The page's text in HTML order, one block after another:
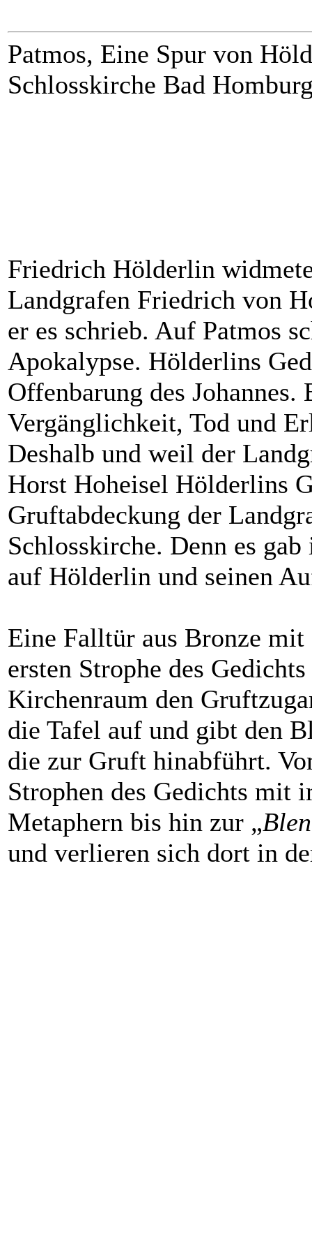
Patmos, Eine Spur von
Schlosskirche Bad
Friedrich Hölderlin
Landgrafen Friedrich von
er es schrieb. Auf Patmos
Apokalypse. Hölderlins
Offenbarung des
Vergänglichkeit, Tod und
Deshalb und weil der
Horst Hoheisel Hölderlins
Gruftabdeckung der
Schlosskirche. Denn es
auf Hölderlin und seinen
Eine Falltür aus Bronze
ersten Strophe des
Kirchenraum den
die Tafel auf und gibt den
die zur Gruft hinabführt.
Strophen des Gedichts mit
Metaphern bis hin zur „
und verlieren sich dort in